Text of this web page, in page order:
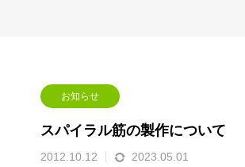
お知らせ
スパイラル筋の製作について
2012.10.12 2023.05.01